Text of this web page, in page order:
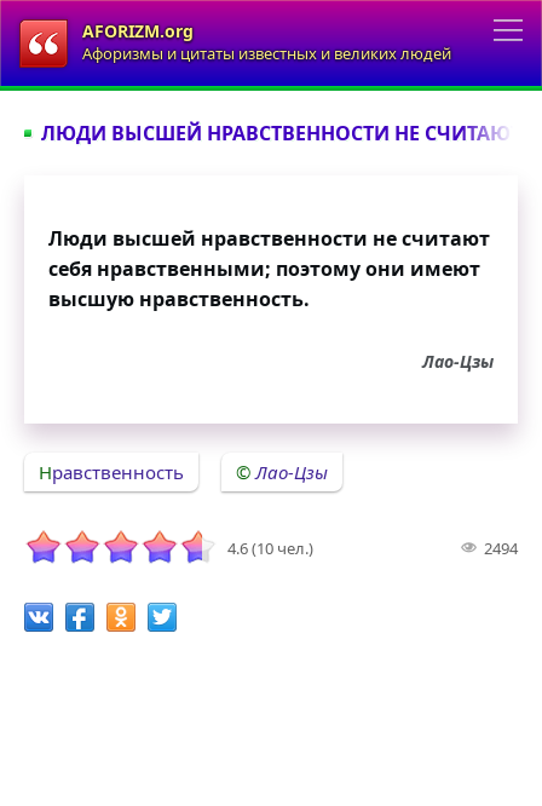
AFORIZM.org
Афоризмы и цитаты известных и великих людей
ЛЮДИ ВЫСШЕЙ НРАВСТВЕННОСТИ НЕ СЧИТАЮТ
Люди высшей нравственности не считают
себя нравственными; поэтому они имеют
высшую нравственность.
Лао-Цзы
Нравственность Лао-Цзы
4.6 (10 чел.) 2494